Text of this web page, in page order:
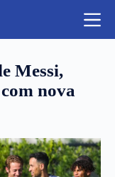
Messi,
nova